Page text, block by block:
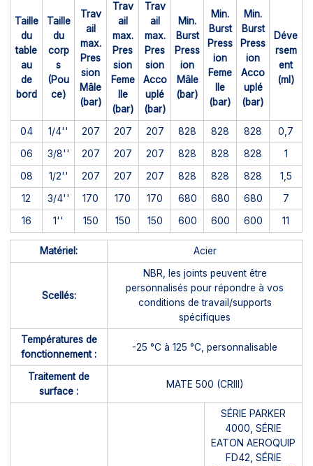
Taille
du
table
au
de
bord
Taille
du
corp
s
(Pou
ce)
Trav
ail
max.
Pres
sion
Mâle
(bar)
Trav
ail
max.
Pres
sion
Feme
lle
(bar)
Trav
ail
max.
Pres
sion
Acco
uplé
(bar)
Min.
Burst
Press
ion
Mâle
(bar)
Min.
Burst
Press
ion
Feme
lle
(bar)
Min.
Burst
Press
ion
Acco
uplé
(bar)
Déve
rsem
ent
(ml)
04 1/4'' 207 207 207 828 828 828
0,7
06
3/8'' 207 207 207 828 828 828
1
08
1/2'' 207 207 207 828 828 828
1,5
12
3/4'' 170 170 170 680 680 680
7
16
1'' 150 150 150 600 600 600 11
Matériel: Acier
Scellés:
NBR, les joints peuvent être
personnalisés pour répondre à vos
conditions de travail/supports
spécifiques
Températures de
fonctionnement :
-25 °C à 125 °C, personnalisable
Traitement de
surface :
MATE 500 (CRIII)
SÉRIE PARKER
4000, SÉRIE
EATON AEROQUIP
FD42, SÉRIE